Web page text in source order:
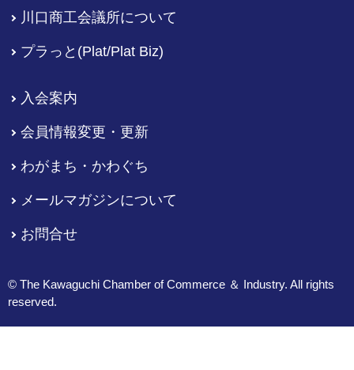
川口商工会議所について
プラっと(Plat/Plat Biz)
入会案内
会員情報変更・更新
わがまち・かわぐち
メールマガジンについて
お問合せ
© The Kawaguchi Chamber of Commerce ＆ Industry. All rights
reserved.